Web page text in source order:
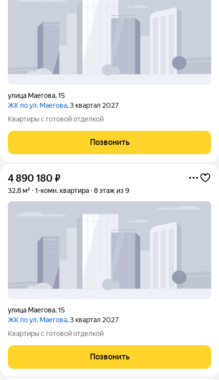
улица Маегова,15
ЖК по ул. Маегова, 3 квартал 2027
Квартиры с готовой отделкой
Позвонить
4 890 180 ₽
32,8 м² 1-комн. квартира 8 этаж из 9
улица Маегова,15
ЖК по ул. Маегова, 3 квартал 2027
Квартиры с готовой отделкой
Позвонить